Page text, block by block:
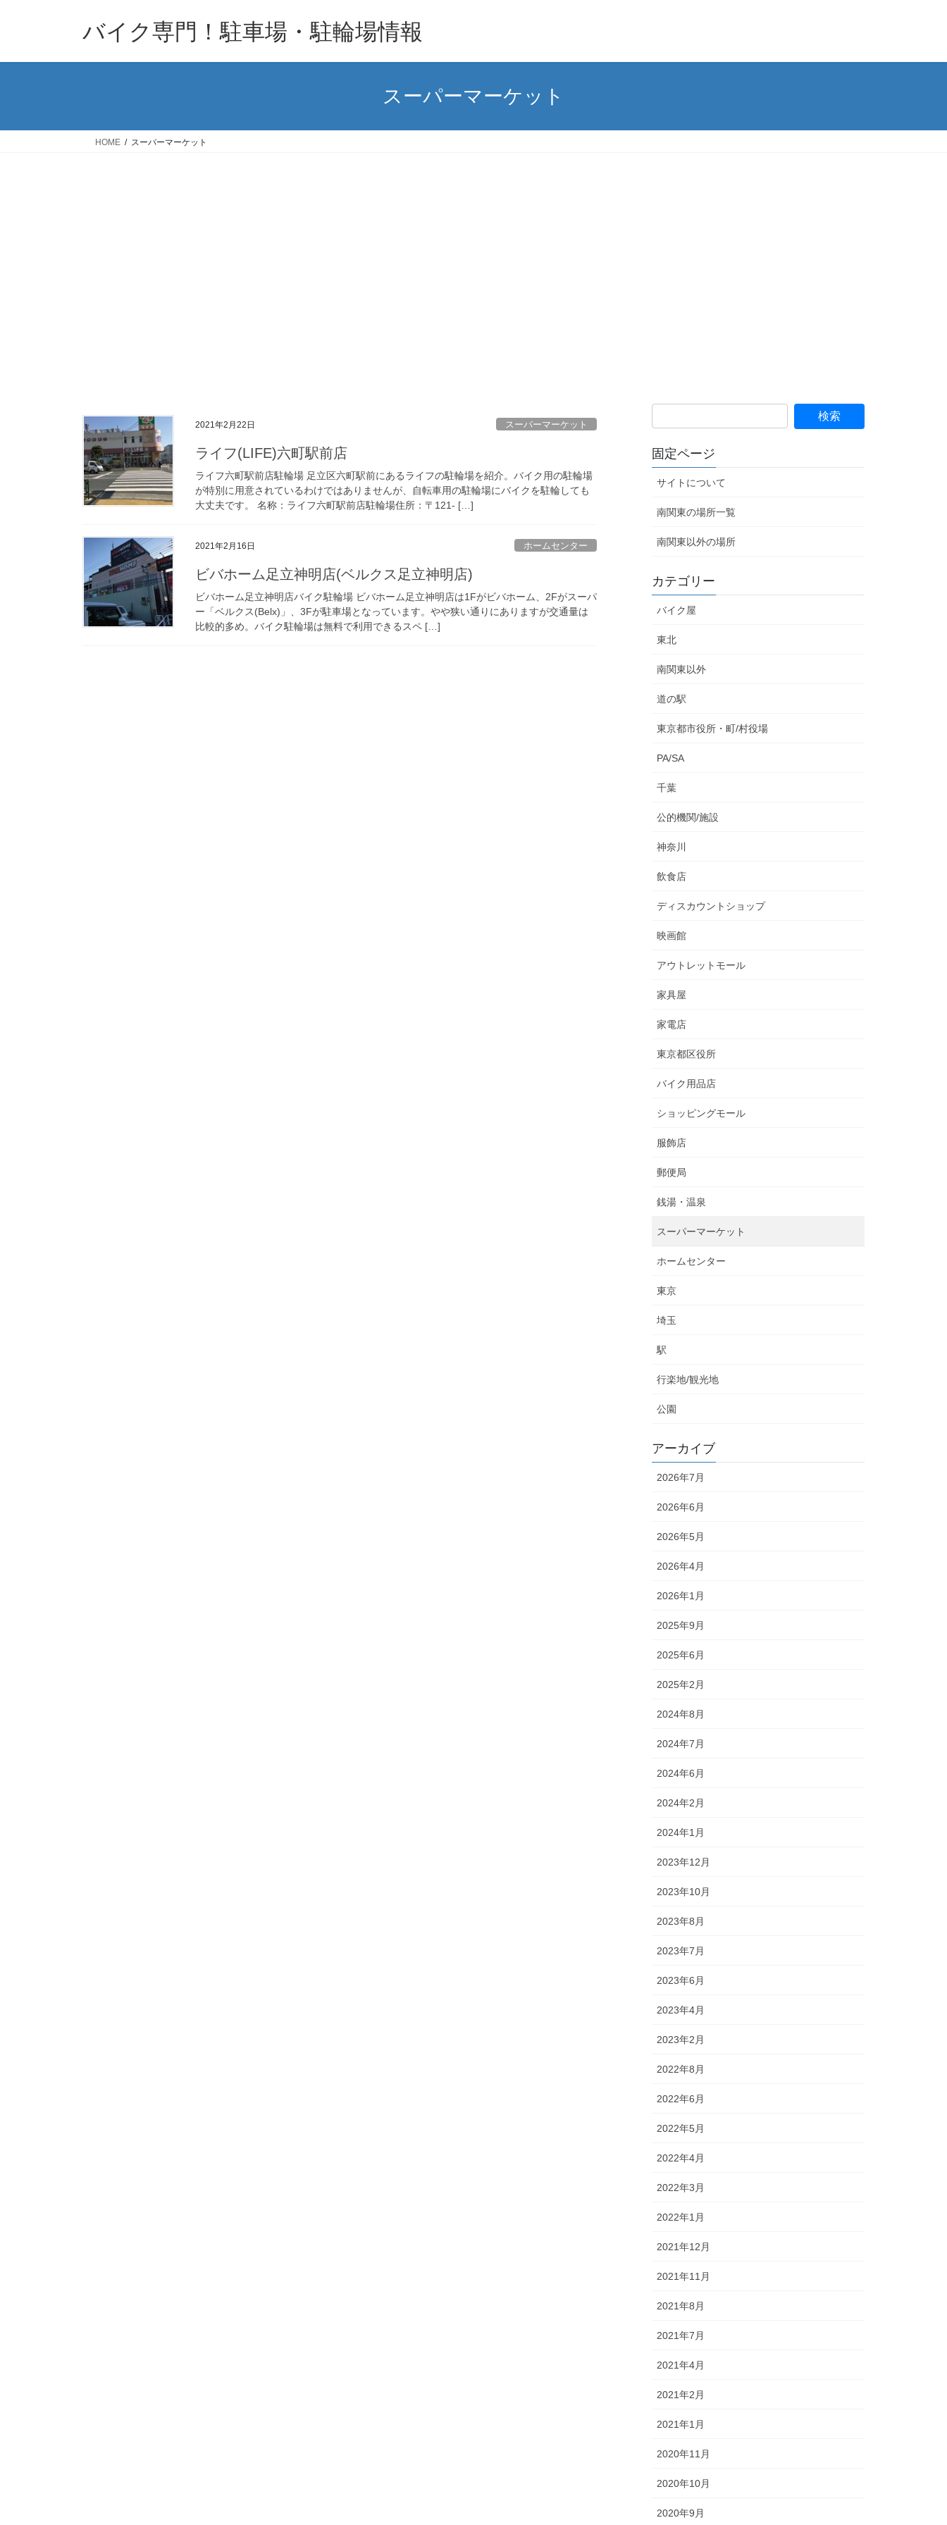
ン
キ
ー
に
バイク専門！駐車場・駐輪場情報
スーパーマーケット
HOME スーパーマーケット
2021年2月22日 スーパーマーケット
ライフ(LIFE)六町駅前店
ライフ六町駅前店駐輪場 足立区六町駅前にあるライフの駐輪場を紹介。バイク用の駐輪場
が特別に用意されているわけではありませんが、自転車用の駐輪場にバイクを駐輪しても
大丈夫です。 名称：ライフ六町駅前店駐輪場住所：〒121- […]
2021年2月16日 ホームセンター
ビバホーム足立神明店(ベルクス足立神明店)
ビバホーム足立神明店バイク駐輪場 ビバホーム足立神明店は1Fがビバホーム、2Fがスーパ
ー「ベルクス(Belx)」、3Fが駐車場となっています。やや狭い通りにありますが交通量は
比較的多め。バイク駐輪場は無料で利用できるスペ […]
固定ページ
サイトについて
南関東の場所一覧
南関東以外の場所
カテゴリー
バイク屋
東北
南関東以外
道の駅
東京都市役所・町/村役場
PA/SA
千葉
公的機関/施設
神奈川
飲食店
ディスカウントショップ
映画館
アウトレットモール
家具屋
家電店
東京都区役所
バイク用品店
ショッピングモール
服飾店
郵便局
銭湯・温泉
スーパーマーケット
ホームセンター
東京
埼玉
駅
行楽地/観光地
公園
アーカイブ
2026年7月
2026年6月
2026年5月
2026年4月
2026年1月
2025年9月
2025年6月
2025年2月
2024年8月
2024年7月
2024年6月
2024年2月
2024年1月
2023年12月
2023年10月
2023年8月
2023年7月
2023年6月
2023年4月
2023年2月
2022年8月
2022年6月
2022年5月
2022年4月
2022年3月
2022年1月
2021年12月
2021年11月
2021年8月
2021年7月
2021年4月
2021年2月
2021年1月
2020年11月
2020年10月
2020年9月